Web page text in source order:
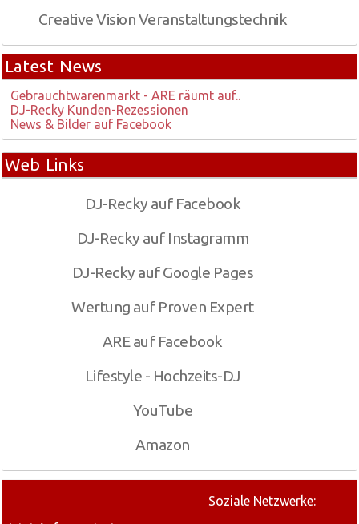
Creative Vision Veranstaltungstechnik
Latest News
Gebrauchtwarenmarkt - ARE räumt auf..
DJ-Recky Kunden-Rezessionen
News & Bilder auf Facebook
Web Links
DJ-Recky auf Facebook
DJ-Recky auf Instagramm
DJ-Recky auf Google Pages
Wertung auf Proven Expert
ARE auf Facebook
Lifestyle - Hochzeits-DJ
YouTube
Amazon
Soziale Netzwerke: